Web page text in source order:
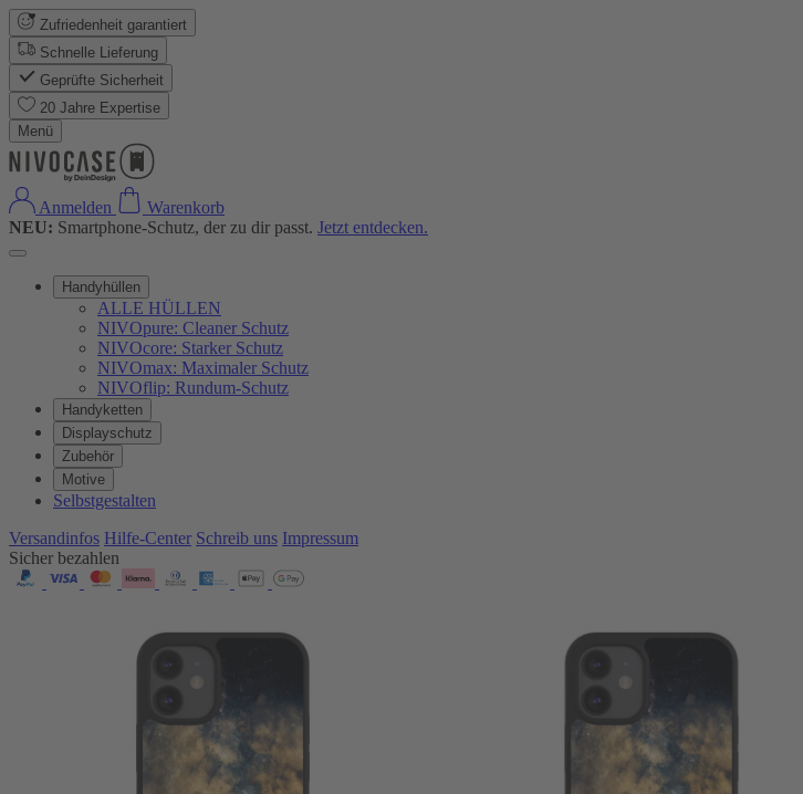
Zufriedenheit garantiert
Schnelle Lieferung
Geprüfte Sicherheit
20 Jahre Expertise
Menü
Anmelden
Warenkorb
NEU: Smartphone-Schutz, der zu dir passt. Jetzt entdecken.
Handyhüllen
ALLE HÜLLEN
NIVOpure: Cleaner Schutz
NIVOcore: Starker Schutz
NIVOmax: Maximaler Schutz
NIVOflip: Rundum-Schutz
Handyketten
Displayschutz
Zubehör
Motive
Selbstgestalten
Versandinfos Hilfe-Center Schreib uns Impressum
Sicher bezahlen